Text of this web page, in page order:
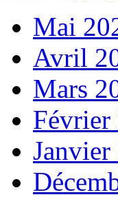
Mai
Avril
Mars
Février
Janvier